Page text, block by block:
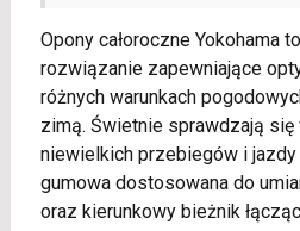
Opony całoroczne Yokohama
rozwiązanie zapewniające
różnych warunkach
zimą. Świetnie sprawdzają się
niewielkich przebiegów i
gumowa dostosowana do
oraz kierunkowy bieżnik